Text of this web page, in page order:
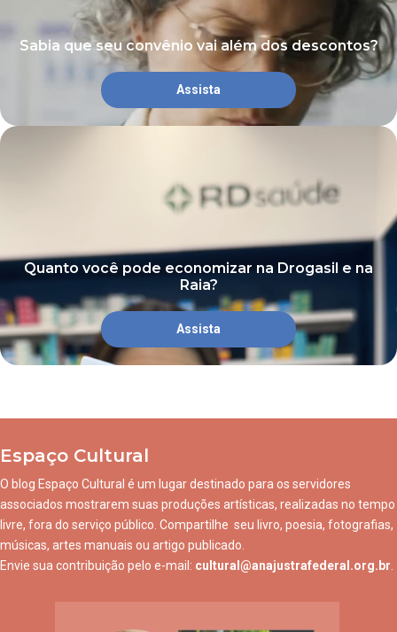
Sabia que seu convênio vai além dos descontos?
Assista
Quanto você pode economizar na Drogasil e na
Raia?
Assista
Espaço Cultural
O blog Espaço Cultural é um lugar destinado para os servidores
associados mostrarem suas produções artísticas, realizadas no tempo
livre, fora do serviço público. Compartilhe seu livro, poesia, fotografias,
músicas, artes manuais ou artigo publicado.
Envie sua contribuição pelo e-mail: cultural@anajustrafederal.org.br